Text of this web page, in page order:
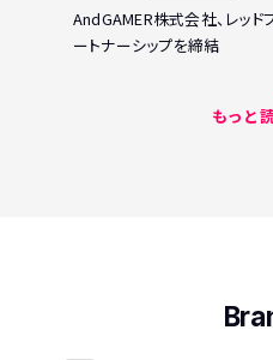
AndGAMER株式会社、レッド
ートナーシップを締結
もっと